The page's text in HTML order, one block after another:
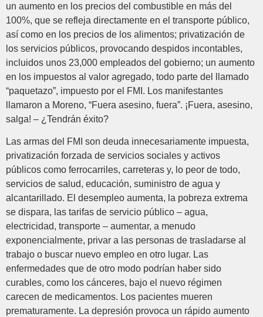
un aumento en los precios del combustible en más del
100%, que se refleja directamente en el transporte público,
así como en los precios de los alimentos; privatización de
los servicios públicos, provocando despidos incontables,
incluidos unos 23,000 empleados del gobierno; un aumento
en los impuestos al valor agregado, todo parte del llamado
“paquetazo”, impuesto por el FMI. Los manifestantes
llamaron a Moreno, “Fuera asesino, fuera”. ¡Fuera, asesino,
salga! – ¿Tendrán éxito?
Las armas del FMI son deuda innecesariamente impuesta,
privatización forzada de servicios sociales y activos
públicos como ferrocarriles, carreteras y, lo peor de todo,
servicios de salud, educación, suministro de agua y
alcantarillado. El desempleo aumenta, la pobreza extrema
se dispara, las tarifas de servicio público – agua,
electricidad, transporte – aumentar, a menudo
exponencialmente, privar a las personas de trasladarse al
trabajo o buscar nuevo empleo en otro lugar. Las
enfermedades que de otro modo podrían haber sido
curables, como los cánceres, bajo el nuevo régimen
carecen de medicamentos. Los pacientes mueren
prematuramente. La depresión provoca un rápido aumento